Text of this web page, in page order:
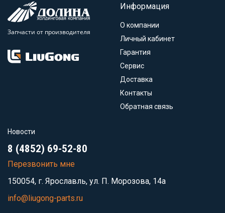
Запчасти от производителя
Информация
О компании
Личный кабинет
Гарантия
Сервис
Доставка
Контакты
Обратная связь
Новости
8 (4852) 69-52-80
Перезвонить мне
150054, г. Ярославль, ул. П. Морозова, 14а
info@liugong-parts.ru